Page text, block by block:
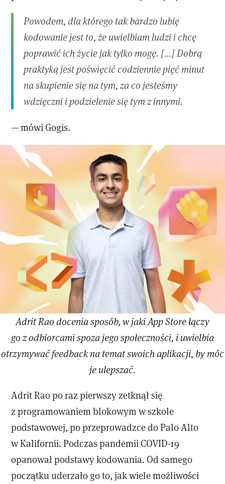
Powodem, dla którego tak bardzo lubię
kodowanie jest to, że uwielbiam ludzi i chcę
poprawić ich życie jak tylko mogę. […] Dobrą
praktyką jest poświęcić codziennie pięć minut
na skupienie się na tym, za co jesteśmy
wdzięczni i podzielenie się tym z innymi.
— mówi Gogis.
Adrit Rao docenia sposób, w jaki App Store łączy
go z odbiorcami spoza jego społeczności, i uwielbia
otrzymywać feedback na temat swoich aplikacji, by móc
je ulepszać.
Adrit Rao po raz pierwszy zetknął się
z programowaniem blokowym w szkole
podstawowej, po przeprowadzce do Palo Alto
w Kalifornii. Podczas pandemii COVID-19
opanował podstawy kodowania. Od samego
początku uderzało go to, jak wiele możliwości